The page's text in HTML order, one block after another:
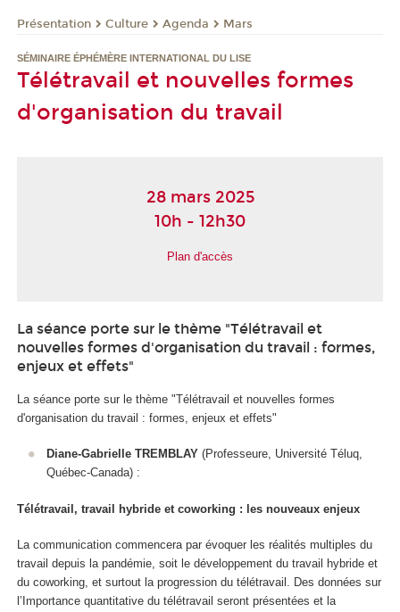
Présentation Culture Agenda Mars
SÉMINAIRE ÉPHÉMÈRE INTERNATIONAL DU LISE
Télétravail et nouvelles formes
d'organisation du travail
28 mars 2025
10h - 12h30
Plan d'accès
La séance porte sur le thème "Télétravail et
nouvelles formes d'organisation du travail : formes,
enjeux et effets"
La séance porte sur le thème "Télétravail et nouvelles formes
d'organisation du travail : formes, enjeux et effets"
Diane-Gabrielle TREMBLAY(Professeure, Université Téluq,
Québec-Canada) :
Télétravail, travail hybride et coworking : les nouveaux enjeux
La communication commencera par évoquer les réalités multiples du
travail depuis la pandémie, soit le développement du travail hybride et
du coworking, et surtout la progression du télétravail. Des données sur
l’Importance quantitative du télétravail seront présentées et la